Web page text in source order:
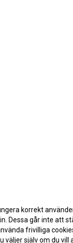
korrekt
Dessa går inte att
frivilliga
väljer själv om du vill